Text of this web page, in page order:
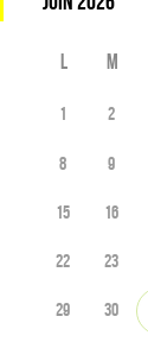
L M
1 2
8 9
15 16
22 23
29 30